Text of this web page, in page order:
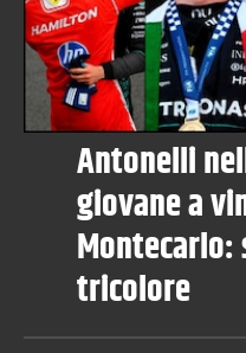
Antonelli
giovane a
tricolore